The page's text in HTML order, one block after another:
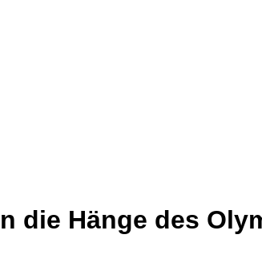
die Hänge des